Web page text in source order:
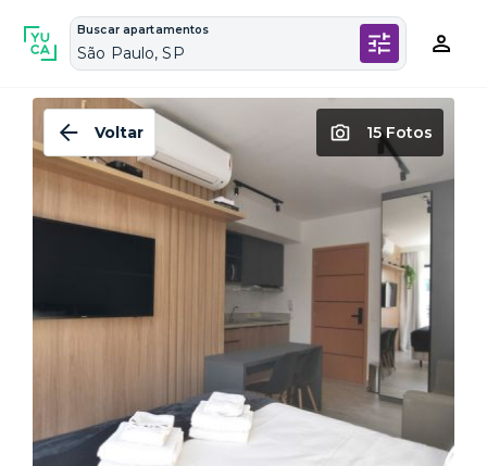
Buscar apartamentos
São Paulo, SP
Voltar 15 Fotos